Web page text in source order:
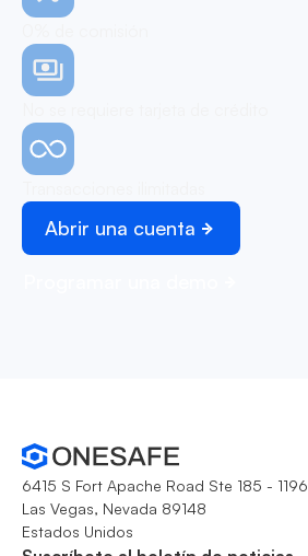
Abrir una cuenta
6415 S Fort Apache Road Ste 185 - 1196
Las Vegas, Nevada 89148
Estados Unidos